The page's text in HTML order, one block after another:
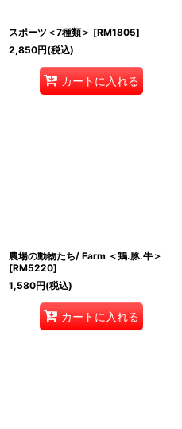
スポーツ＜7種類＞ [RM1805]
2,850円(税込)
カートに入れる
農場の動物たち/ Farm ＜鶏.豚.牛＞
[RM5220]
1,580円(税込)
カートに入れる